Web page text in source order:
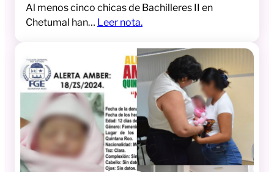
Al menos cinco chicas de Bachilleres II en
Chetumal han… Leer nota.